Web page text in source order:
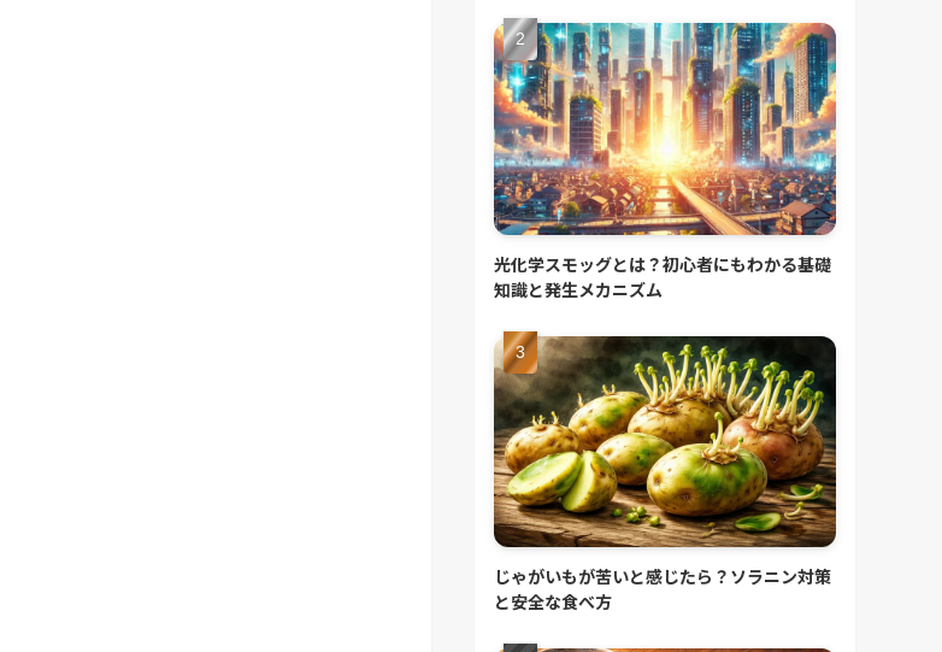
光化学スモッグとは？初心者にもわかる基礎
知識と発生メカニズム
じゃがいもが苦いと感じたら？ソラニン対策
と安全な食べ方